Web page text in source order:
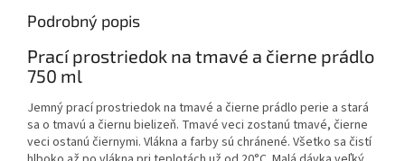
Podrobný popis
Prací prostriedok na tmavé a čierne prádlo
750 ml
Jemný prací prostriedok na tmavé a čierne prádlo perie a stará
sa o tmavú a čiernu bielizeň. Tmavé veci zostanú tmavé, čierne
veci ostanú čiernymi. Vlákna a farby sú chránené. Všetko sa čistí